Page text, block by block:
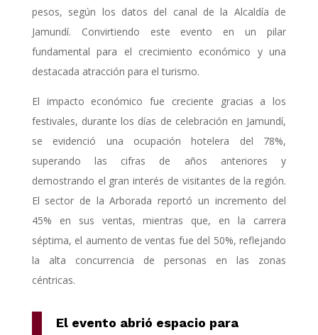
pesos, según los datos del canal de la Alcaldía de
Jamundí. Convirtiendo este evento en un pilar
fundamental para el crecimiento económico y una
destacada atracción para el turismo.
El impacto económico fue creciente gracias a los
festivales, durante los días de celebración en Jamundí,
se evidenció una ocupación hotelera del 78%,
superando las cifras de años anteriores y
demostrando el gran interés de visitantes de la región.
El sector de la Arborada reportó un incremento del
45% en sus ventas, mientras que, en la carrera
séptima, el aumento de ventas fue del 50%, reflejando
la alta concurrencia de personas en las zonas
céntricas.
El evento abrió espacio para